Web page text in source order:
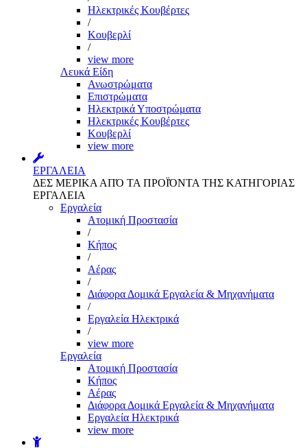
Ηλεκτρικές Κουβέρτες
/
Κουβερλί
/
view more
Λευκά Είδη
Ανωστρώματα
Επιστρώματα
Ηλεκτρικά Υποστρώματα
Ηλεκτρικές Κουβέρτες
Κουβερλί
view more
ΕΡΓΑΛΕΙΑ
ΔΕΣ ΜΕΡΙΚΑ ΑΠΌ ΤΑ ΠΡΟΪΌΝΤΑ ΤΗΣ ΚΑΤΗΓΟΡΙΑΣ
ΕΡΓΑΛΕΙΑ
Εργαλεία
Aτομική Προστασία
/
Kήπος
/
Αέρας
/
Διάφορα Δομικά Εργαλεία & Μηχανήματα
/
Εργαλεία Ηλεκτρικά
/
view more
Εργαλεία
Aτομική Προστασία
Kήπος
Αέρας
Διάφορα Δομικά Εργαλεία & Μηχανήματα
Εργαλεία Ηλεκτρικά
view more